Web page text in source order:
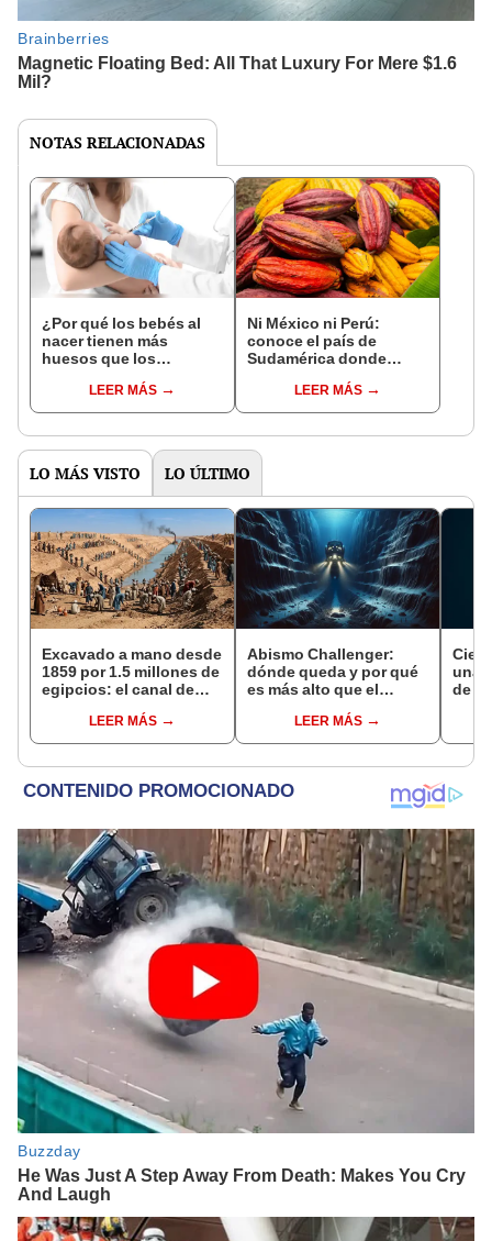
NOTAS RELACIONADAS
¿Por qué los bebés al
nacer tienen más
huesos que los
LEER MÁS
Ni México ni Perú:
conoce el país de
Sudamérica donde
estudioLEER MÁS
LO MÁS VISTO LO ÚLTIMO
Excavado a mano desde
1859 por 1.5 millones de
egipcios: el canal de
británicos en 1875 para
saldar la deuda
LEER MÁS
Abismo Challenger:
dónde queda y por qué
es más alto que el
LEER MÁS
una
de la